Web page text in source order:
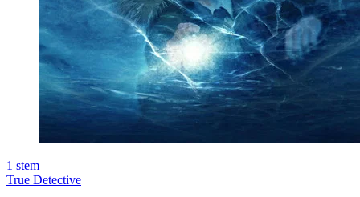
1 stem
True Detective